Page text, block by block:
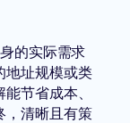
的实际需求
地址规模或类
节省成本、
，清晰且有策